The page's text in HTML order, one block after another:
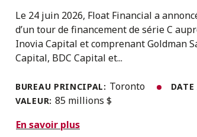
Le 24 juin 2026, Float Financial a
d’un tour de financement de série C
Inovia Capital et comprenant Goldman
Capital, BDC Capital et...
BUREAU PRINCIPAL: Toronto
VALEUR: 85 millions $
En savoir plus